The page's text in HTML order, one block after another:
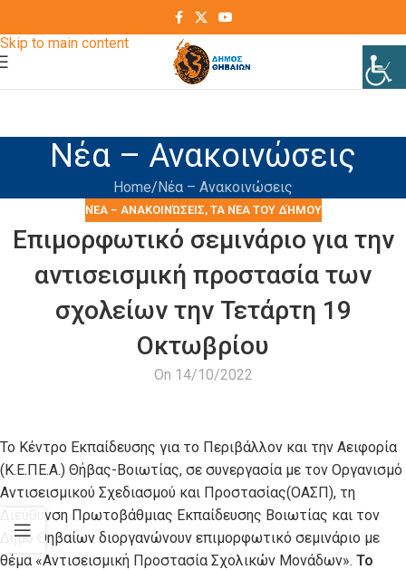
Skip to main content
Νέα – Ανακοινώσεις
Home Νέα – Ανακοινώσεις
ΝΈΑ – ΑΝΑΚΟΙΝΏΣΕΙΣ, ΤΑ ΝΈΑ ΤΟΥ ΔΉΜΟΥ
Επιμορφωτικό σεμινάριο για την
αντισεισμική προστασία των
σχολείων την Τετάρτη 19
Οκτωβρίου
On 14/10/2022
Το Κέντρο Εκπαίδευσης για το Περιβάλλον και την Αειφορία
(Κ.Ε.ΠΕ.Α.) Θήβας-Βοιωτίας, σε συνεργασία με τον Οργανισμό
Αντισεισμικού Σχεδιασμού και Προστασίας(ΟΑΣΠ), τη
Διεύθυνση Πρωτοβάθμιας Εκπαίδευσης Βοιωτίας και τον
Δήμο Θηβαίων διοργανώνουν επιμορφωτικό σεμινάριο με
θέμα «Αντισεισμική Προστασία Σχολικών Μονάδων». Το